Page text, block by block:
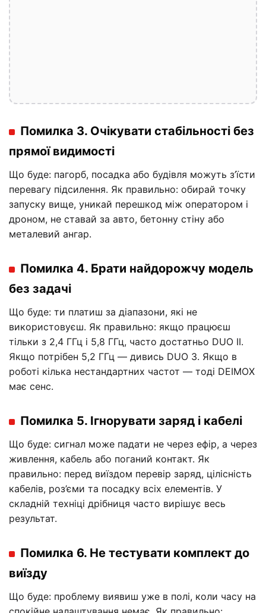
Помилка 3. Очікувати стабільності без
прямої видимості
Що буде: пагорб, посадка або будівля можуть з’їсти
перевагу підсилення. Як правильно: обирай точку
запуску вище, уникай перешкод між оператором і
дроном, не ставай за авто, бетонну стіну або
металевий ангар.
Помилка 4. Брати найдорожчу модель
без задачі
Що буде: ти платиш за діапазони, які не
використовуєш. Як правильно: якщо працюєш
тільки з 2,4 ГГц і 5,8 ГГц, часто достатньо DUO II.
Якщо потрібен 5,2 ГГц — дивись DUO 3. Якщо в
роботі кілька нестандартних частот — тоді DEIMOX
має сенс.
Помилка 5. Ігнорувати заряд і кабелі
Що буде: сигнал може падати не через ефір, а через
живлення, кабель або поганий контакт. Як
правильно: перед виїздом перевір заряд, цілісність
кабелів, роз’єми та посадку всіх елементів. У
складній техніці дрібниця часто вирішує весь
результат.
Помилка 6. Не тестувати комплект до
виїзду
Що буде: проблему виявиш уже в полі, коли часу на